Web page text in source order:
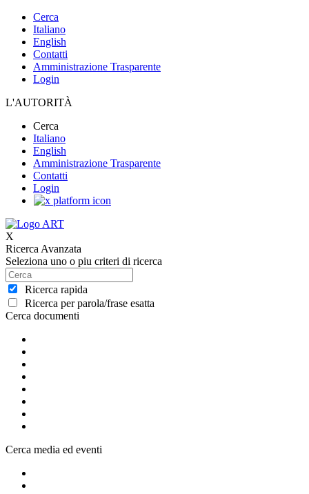
Cerca
Italiano
English
Contatti
Amministrazione Trasparente
Login
L'AUTORITÀ
Cerca
Italiano
English
Amministrazione Trasparente
Contatti
Login
X
Ricerca Avanzata
Seleziona uno o piu criteri di ricerca
Ricerca rapida
Ricerca per parola/frase esatta
Cerca documenti
Cerca media ed eventi